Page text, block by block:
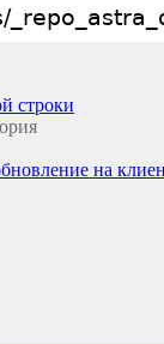
строки
на